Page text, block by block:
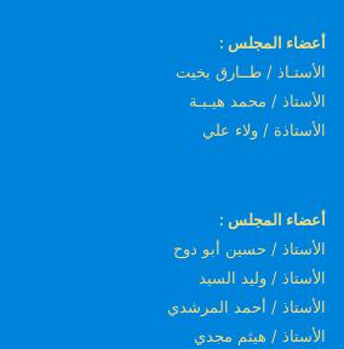
أعضاء المجلس :
الأستـاذ / طــارق بخيت
الأستاذ / محمد هيـبـة
الأستاذة / ولاء علي
أعضاء المجلس :
الأستاذ / حسين أبو دوح
الأستاذ / وليد السيد
الأستاذ / أحمد المرشدي
الأستاذ / هيثم مجدي